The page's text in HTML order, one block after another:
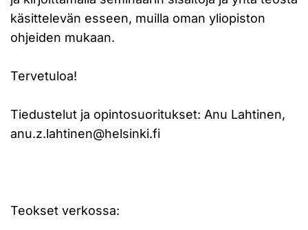
käsittelevän esseen, muilla oman yliopiston
ohjeiden mukaan.
Tervetuloa!
Tiedustelut ja opintosuoritukset: Anu Lahtinen,
anu.z.lahtinen@helsinki.fi
Teokset verkossa: